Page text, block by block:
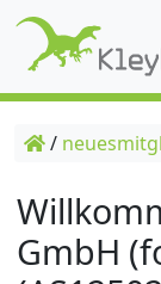
/
GmbH